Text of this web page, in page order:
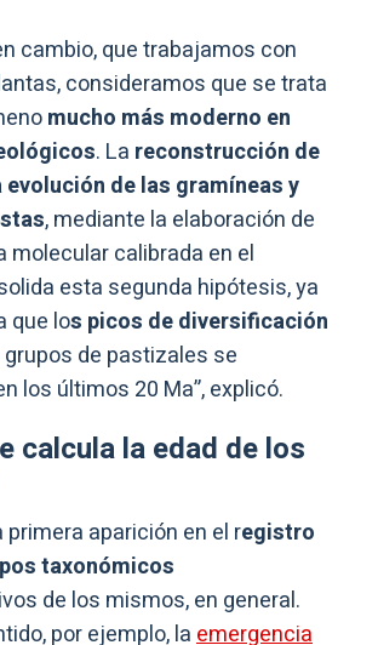
cambio, que trabajamos con
consideramos que se trata
mucho más moderno en
. La reconstrucción de
de las gramíneas y
, mediante la elaboración de
molecular calibrada en el
esta segunda hipótesis, ya
que los picos de diversificación
de pastizales se
los últimos 20 Ma”, explicó.
calcula la edad de los
primera aparición en el registro
taxonómicos
de los mismos, en general.
por ejemplo, laemergencia